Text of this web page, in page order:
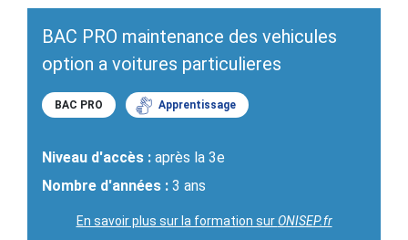
BAC PRO maintenance des vehicules
option a voitures particulieres
BAC PRO Apprentissage
Niveau d'accès : après la 3e
Nombre d'années : 3 ans
En savoir plus sur la formation surONISEP.fr